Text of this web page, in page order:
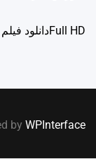
Full HDدانلود فيلم 1080p
by WPInterface